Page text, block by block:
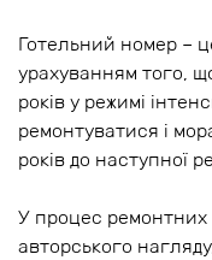
Готельний номер –
урахуванням того,
років у режимі
ремонтуватися і
років до наступної
У процес ремонтних
авторського